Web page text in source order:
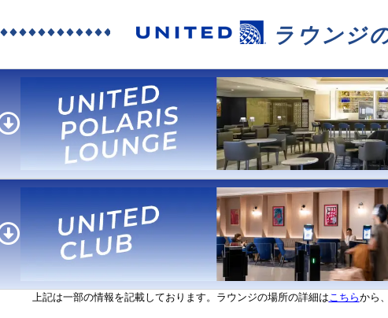
ラ ウンジ
上記は一部の情報を記載しております。ラウンジの場所の詳細はこちらから